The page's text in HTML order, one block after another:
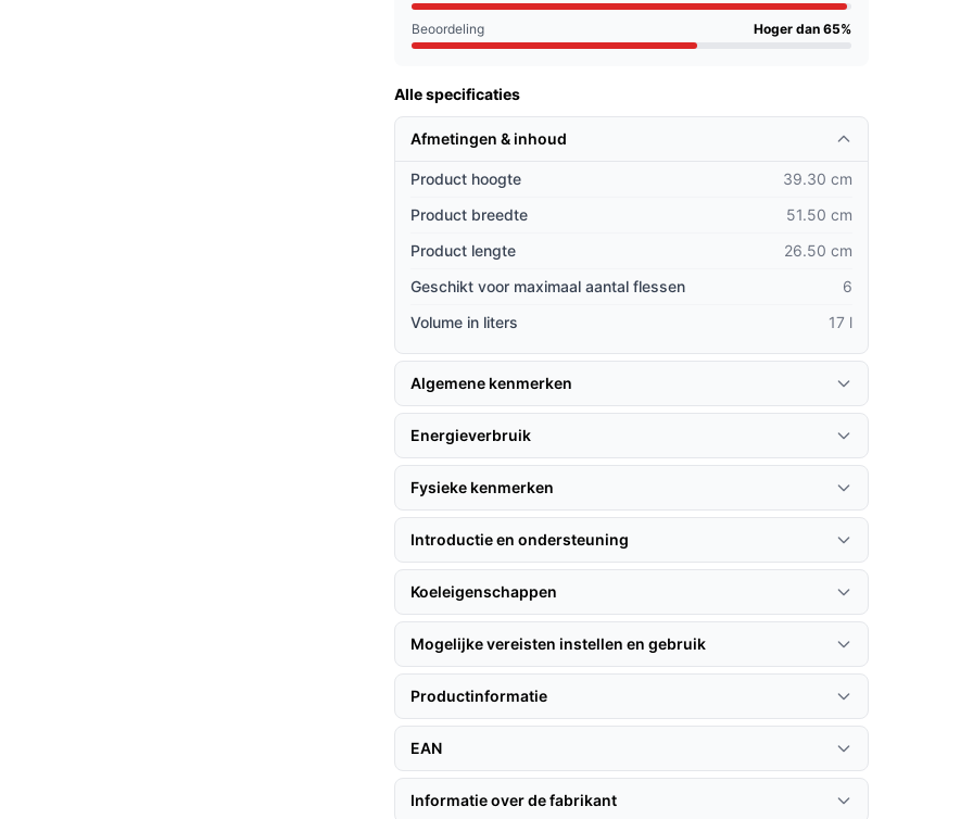
Beoordeling Hoger dan 65%
Alle specificaties
Afmetingen & inhoud
Product hoogte
39.30 cm
Product breedte
51.50 cm
Product lengte
26.50 cm
Geschikt voor maximaal aantal flessen
6
Volume in liters
17 l
Algemene kenmerken
Energieverbruik
Fysieke kenmerken
Introductie en ondersteuning
Koeleigenschappen
Mogelijke vereisten instellen en gebruik
Productinformatie
EAN
Informatie over de fabrikant